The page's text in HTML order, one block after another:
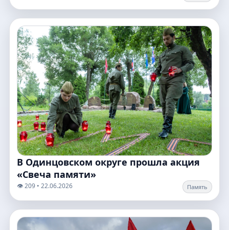
В Одинцовском округе прошла акция
«Свеча памяти»
👁️ 209 • 22.06.2026 Память